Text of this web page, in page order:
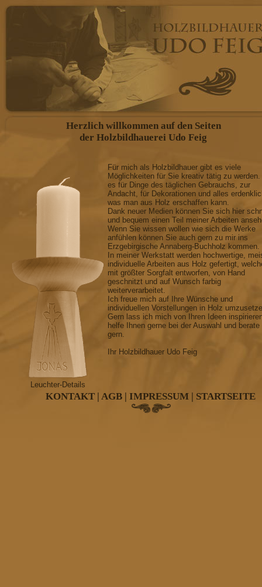
Herzlich willkommen auf den Seiten
der Holzbildhauerei Udo Feig
Leuchter-Details
Für mich als Holzbildhauer gibt es viele
Möglichkeiten für Sie kreativ tätig zu
es für Dinge des täglichen Gebrauchs, zur
Andacht, für Dekorationen und alles
was man aus Holz erschaffen kann.
Dank neuer Medien können Sie sich hier
und bequem einen Teil meiner Arbeiten
Wenn Sie wissen wollen wie sich die Werke
anfühlen können Sie auch gern zu mir ins
Erzgebirgische Annaberg-Buchholz kommen.
In meiner Werkstatt werden hochwertige,
individuelle Arbeiten aus Holz gefertigt,
mit größter Sorgfalt entworfen, von Hand
geschnitzt und auf Wunsch farbig
weiterverarbeitet.
Ich freue mich auf Ihre Wünsche und
individuellen Vorstellungen in Holz
Gern lass ich mich von Ihren Ideen
helfe Ihnen gerne bei der Auswahl und berate
gern.
Ihr Holzbildhauer Udo Feig
KONTAKT | AGB | IMPRESSUM | STARTSEITE